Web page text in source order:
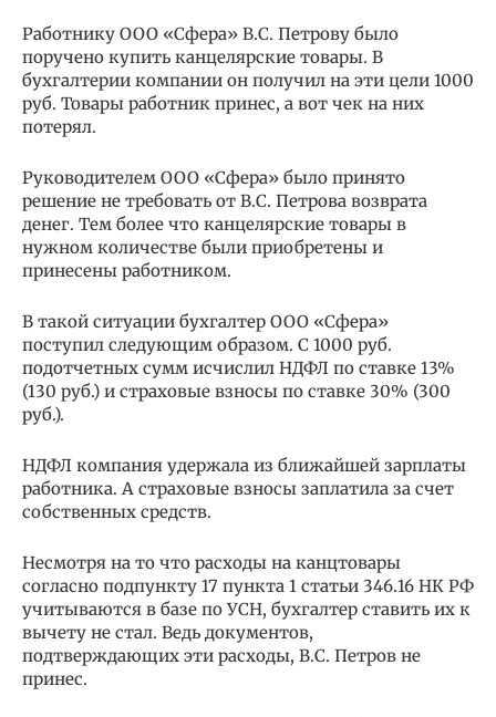
Работнику ООО «Сфера» В.С. Петрову было
поручено купить канцелярские товары. В
бухгалтерии компании он получил на эти цели 1000
руб. Товары работник принес, а вот чек на них
потерял.
Руководителем ООО «Сфера» было принято
решение не требовать от В.С. Петрова возврата
денег. Тем более что канцелярские товары в
нужном количестве были приобретены и
принесены работником.
В такой ситуации бухгалтер ООО «Сфера»
поступил следующим образом. С 1000 руб.
подотчетных сумм исчислил НДФЛ по ставке 13%
(130 руб.) и страховые взносы по ставке 30% (300
руб.).
НДФЛ компания удержала из ближайшей зарплаты
работника. А страховые взносы заплатила за счет
собственных средств.
Несмотря на то что расходы на канцтовары
согласно подпункту 17 пункта 1 статьи 346.16 НК РФ
учитываются в базе по УСН, бухгалтер ставить их к
вычету не стал. Ведь документов,
подтверждающих эти расходы, В.С. Петров не
принес.